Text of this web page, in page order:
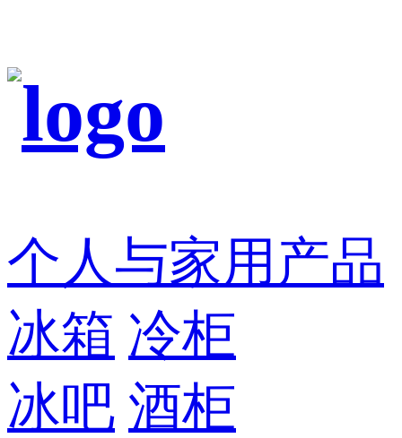
个人与家用产品
冰箱 冷柜
冰吧 酒柜